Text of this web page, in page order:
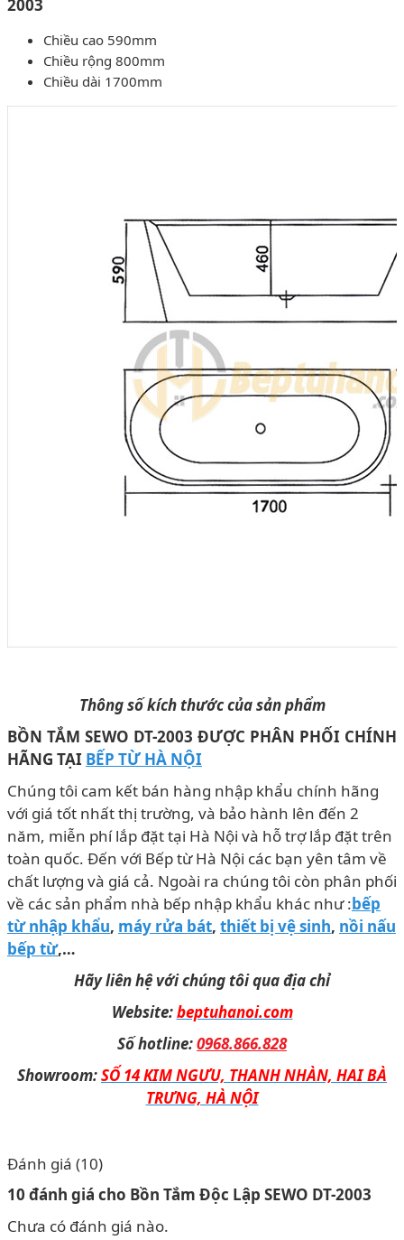
2003
Chiều cao 590mm
Chiều rộng 800mm
Chiều dài 1700mm
Thông số kích thước của sản phẩm
BỒN TẮM SEWO DT-2003 ĐƯỢC PHÂN PHỐI CHÍNH
HÃNG TẠI BẾP TỪ HÀ NỘI
Chúng tôi cam kết bán hàng nhập khẩu chính hãng
với giá tốt nhất thị trường, và bảo hành lên đến 2
năm, miễn phí lắp đặt tại Hà Nội và hỗ trợ lắp đặt trên
toàn quốc. Đến với Bếp từ Hà Nội các bạn yên tâm về
chất lượng và giá cả. Ngoài ra chúng tôi còn phân phối
về các sản phẩm nhà bếp nhập khẩu khác như :bếp
từ nhập khẩu, máy rửa bát, thiết bị vệ sinh, nồi nấu
bếp từ,…
Hãy liên hệ với chúng tôi qua địa chỉ
Website:beptuhanoi.com
Số hotline:0968.866.828
Showroom:SỐ 14 KIM NGƯU, THANH NHÀN, HAI BÀ
TRƯNG, HÀ NỘI
Đánh giá (10)
10 đánh giá cho Bồn Tắm Độc Lập SEWO DT-2003
Chưa có đánh giá nào.